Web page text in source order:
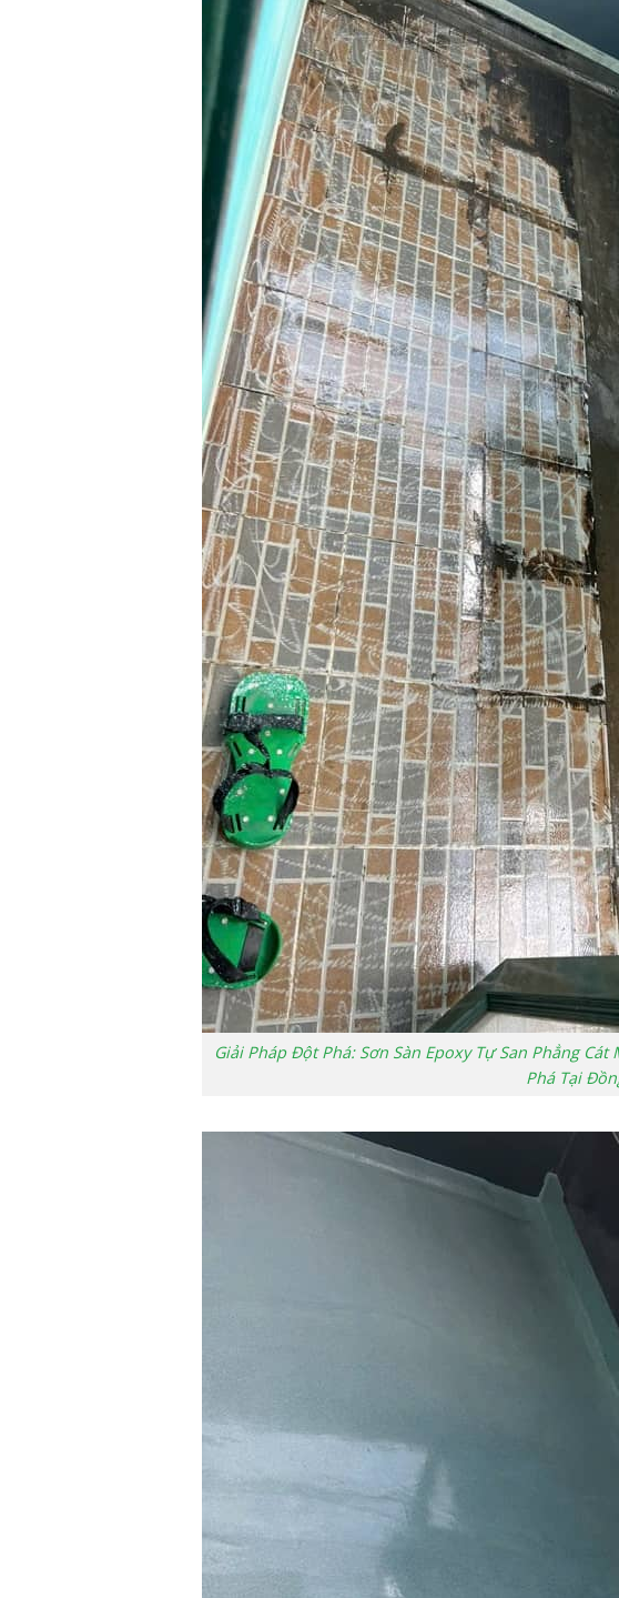
Giải Pháp Đột Phá: Sơn Sàn Epoxy Tự San Phẳng
Phá Tại